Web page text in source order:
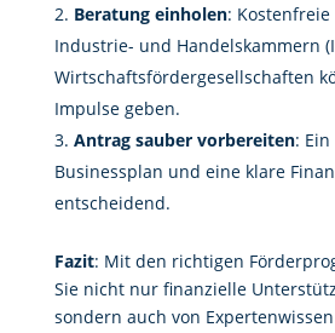
Beratung einholen:
Industrie- und Handelskammern
Wirtschaftsfördergesellschaften
Impulse geben.
Antrag sauber vorbereiten:
Businessplan und eine klare
entscheidend.
Fazit: Mit den richtigen
Sie nicht nur finanzielle
sondern auch von